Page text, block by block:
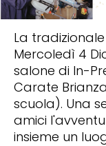
La
Mercoledì 4
salone di In-
Carate
scuola). Una
amici
insieme un